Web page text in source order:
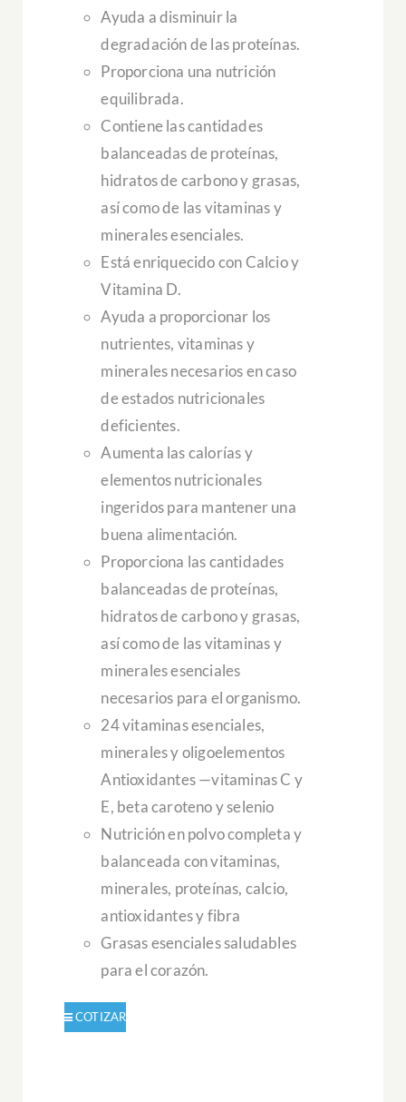
Ayuda a disminuir la
degradación de las proteínas.
Proporciona una nutrición
equilibrada.
Contiene las cantidades
balanceadas de proteínas,
hidratos de carbono y grasas,
así como de las vitaminas y
minerales esenciales.
Está enriquecido con Calcio y
Vitamina D.
Ayuda a proporcionar los
nutrientes, vitaminas y
minerales necesarios en caso
de estados nutricionales
deficientes.
Aumenta las calorías y
elementos nutricionales
ingeridos para mantener una
buena alimentación.
Proporciona las cantidades
balanceadas de proteínas,
hidratos de carbono y grasas,
así como de las vitaminas y
minerales esenciales
necesarios para el organismo.
24 vitaminas esenciales,
minerales y oligoelementos
Antioxidantes —vitaminas C y
E, beta caroteno y selenio
Nutrición en polvo completa y
balanceada con vitaminas,
minerales, proteínas, calcio,
antioxidantes y fibra
Grasas esenciales saludables
para el corazón.